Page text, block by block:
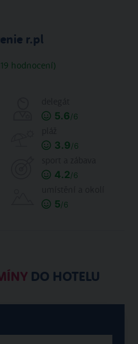
r.pl
hodnocení)
5.6/6
3.9/6
4.2/6
5/6
DO HOTELU